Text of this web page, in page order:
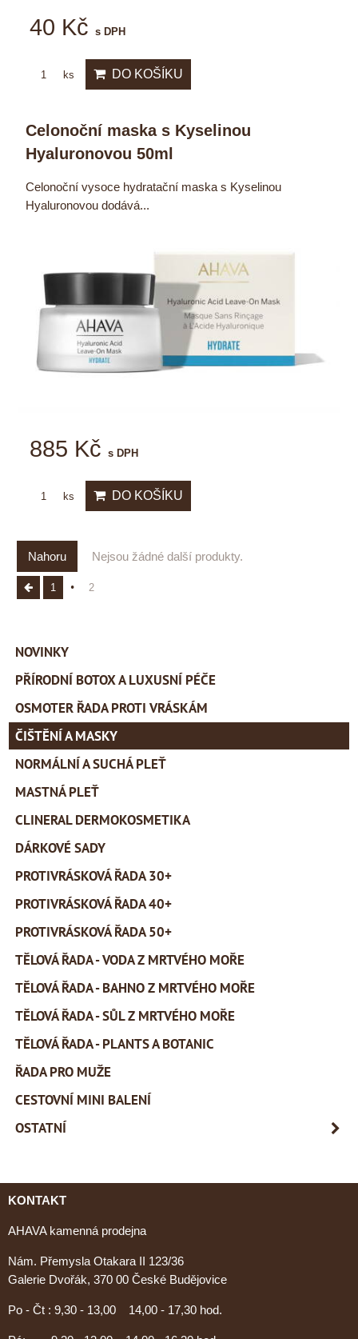
40 Kč s DPH
ks DO KOŠÍKU
Celonoční maska s Kyselinou
Hyaluronovou 50ml
Celonoční vysoce hydratační maska s Kyselinou
Hyaluronovou dodává...
885 Kč s DPH
ks DO KOŠÍKU
Nahoru Nejsou žádné další produkty.
1 2
NOVINKY
PŘÍRODNÍ BOTOX A LUXUSNÍ PÉČE
OSMOTER ŘADA PROTI VRÁSKÁM
ČIŠTĚNÍ A MASKY
NORMÁLNÍ A SUCHÁ PLEŤ
MASTNÁ PLEŤ
CLINERAL DERMOKOSMETIKA
DÁRKOVÉ SADY
PROTIVRÁSKOVÁ ŘADA 30+
PROTIVRÁSKOVÁ ŘADA 40+
PROTIVRÁSKOVÁ ŘADA 50+
TĚLOVÁ ŘADA - VODA Z MRTVÉHO MOŘE
TĚLOVÁ ŘADA - BAHNO Z MRTVÉHO MOŘE
TĚLOVÁ ŘADA - SŮL Z MRTVÉHO MOŘE
TĚLOVÁ ŘADA - PLANTS A BOTANIC
ŘADA PRO MUŽE
CESTOVNÍ MINI BALENÍ
OSTATNÍ
KONTAKT
AHAVA kamenná prodejna
Nám. Přemysla Otakara II 123/36
Galerie Dvořák, 370 00 České Budějovice
Po - Čt : 9,30 - 13,00 14,00 - 17,30 hod.